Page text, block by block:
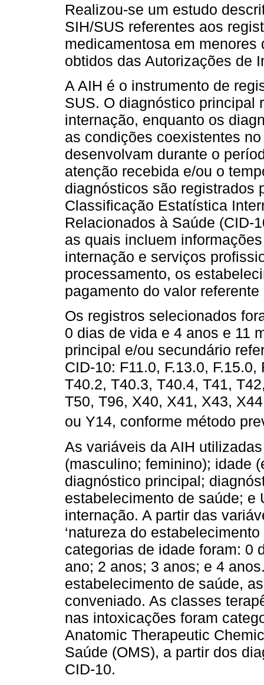
Realizou-se um estudo
SIH/SUS referentes aos
medicamentosa em
obtidos das Autorizações de
A AIH é o instrumento de
SUS. O diagnóstico principal
internação, enquanto os
as condições coexistentes
desenvolvam durante o
atenção recebida e/ou o
diagnósticos são registrados
Classificação Estatística
Relacionados à Saúde (CID-
as quais incluem
internação e serviços
processamento, os
pagamento do valor
Os registros selecionados
0 dias de vida e 4 anos e 11
principal e/ou secundário
CID-10: F11.0, F.13.0,
T40.2, T40.3, T40.4, T41,
T50, T96, X40, X41, X43,
ou Y14, conforme método
As variáveis da AIH
(masculino; feminino); idade
diagnóstico principal;
estabelecimento de saúde; e
internação. A partir das
‘natureza do
categorias de idade foram: 0
ano; 2 anos; 3 anos; e 4
estabelecimento de saúde,
conveniado. As classes
nas intoxicações foram
Anatomic Therapeutic
Saúde (OMS), a partir dos
CID-10.